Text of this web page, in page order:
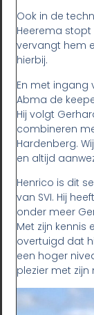
Ook in de
Heerema
vervangt hem
hierbij.
En met ingang
Abma de
Hij volgt
combineren
Hardenberg.
en altijd
Henrico is dit
van SVI. Hij
onder meer
Met zijn kennis
overtuigd dat
een hoger
plezier met zijn